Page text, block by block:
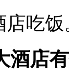
店吃饭
酒店